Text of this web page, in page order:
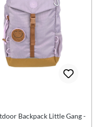
Backpack Little Gang -